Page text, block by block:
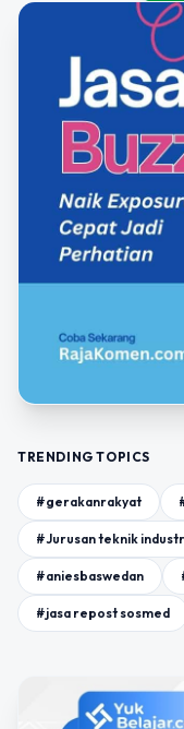
TRENDING TOPICS
#gerakanrakyat
#Jurusan teknik
#aniesbaswedan
#jasa repost sosmed